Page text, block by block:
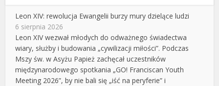
Leon XIV: rewolucja Ewangelii burzy mury dzielące ludzi
6 sierpnia 2026
Leon XIV wezwał młodych do odważnego świadectwa
wiary, służby i budowania „cywilizacji miłości”. Podczas
Mszy św. w Asyżu Papież zachęcał uczestników
międzynarodowego spotkania „GO! Franciscan Youth
Meeting 2026”, by nie bali się „iść na peryferie” i